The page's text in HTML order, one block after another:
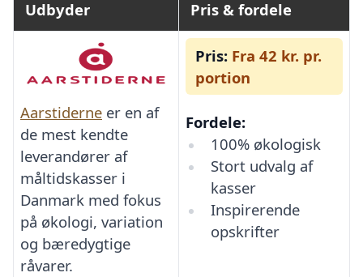
Udbyder Pris & fordele
Aarstiderne er en af
de mest kendte
leverandører af
måltidskasser i
Danmark med fokus
på økologi, variation
og bæredygtige
råvarer.
Pris: Fra 42 kr. pr.
portion
Fordele:
100% økologisk
Stort udvalg af
kasser
Inspirerende
opskrifter